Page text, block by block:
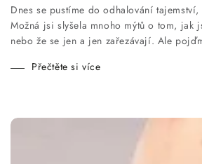
Dnes se pustíme do odhalování
Možná jsi slyšela mnoho mýtů o tom, jak
nebo že se jen a jen zařezávají. Ale
Přečtěte si více